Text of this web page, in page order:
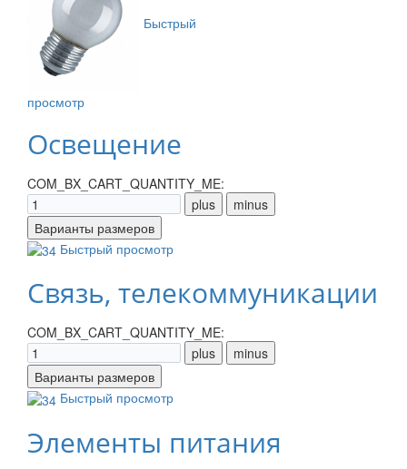
Быстрый
просмотр
Освещение
COM_BX_CART_QUANTITY_ME:
Быстрый просмотр
Связь, телекоммуникации
COM_BX_CART_QUANTITY_ME:
Быстрый просмотр
Элементы питания